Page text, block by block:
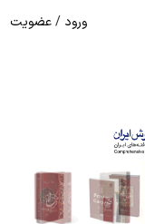
ورود /عضویت